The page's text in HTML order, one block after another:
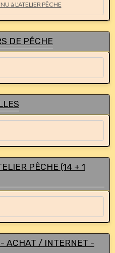
à L'ATELIER PÊCHE
DE PÊCHE
PÊCHE (14 + 1
ACHAT / INTERNET -